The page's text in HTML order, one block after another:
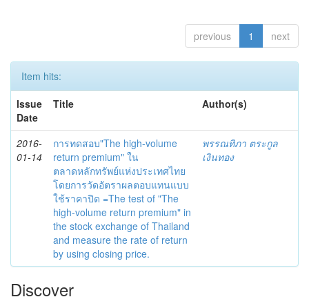
previous 1 next
Item hits:
Issue
Date
Title Author(s)
2016-
01-14
การทดสอบ"The high-volume
return premium" ใน
ตลาดหลักทรัพย์แห่งประเทศไทย
โดยการวัดอัตราผลตอบแทนแบบ
ใช้ราคาปิด =The test of "The
high-volume return premium" in
the stock exchange of Thailand
and measure the rate of return
by using closing price.
พรรณทิภา ตระกูล
เงินทอง
Discover